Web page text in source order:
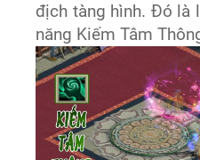
địch tàng hình. Đó là
năng Kiếm Tâm